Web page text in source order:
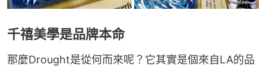
千禧美學是品牌本命
那麼Drought是從何而來呢？它其實是個來自LA的品